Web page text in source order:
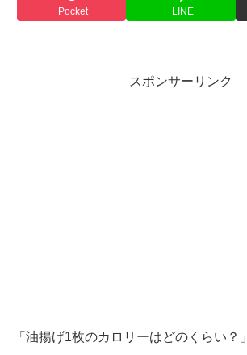
Pocket LINE
スポンサーリンク
「油揚げ1枚のカロリーはどのくらい？」